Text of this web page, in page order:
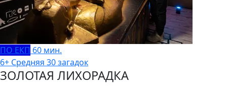
ПО ЕКП 60 мин.
6+ Средняя 30 загадок
ЗОЛОТАЯ ЛИХОРАДКА